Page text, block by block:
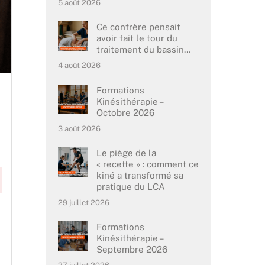
5 août 2026
Ce confrère pensait
avoir fait le tour du
traitement du bassin…
4 août 2026
Formations
Kinésithérapie –
Octobre 2026
3 août 2026
Le piège de la
« recette » : comment ce
kiné a transformé sa
pratique du LCA
29 juillet 2026
Formations
Kinésithérapie –
Septembre 2026